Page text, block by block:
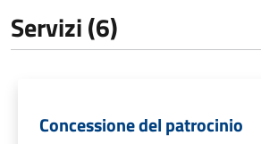
Servizi (6)
Concessione del patrocinio